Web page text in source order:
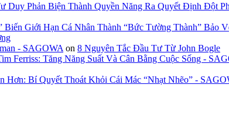
Duy Phản Biện Thành Quyền Năng Ra Quyết Định Đột
Biến Giới Hạn Cá Nhân Thành “Bức Tường Thành” Bảo
- SAGOWA on 8 Nguyên Tắc Đầu Tư Từ John Bogle
Ferriss: Tăng Năng Suất Và Cân Bằng Cuộc Sống -
Hơn: Bí Quyết Thoát Khỏi Cái Mác “Nhạt Nhẽo” -